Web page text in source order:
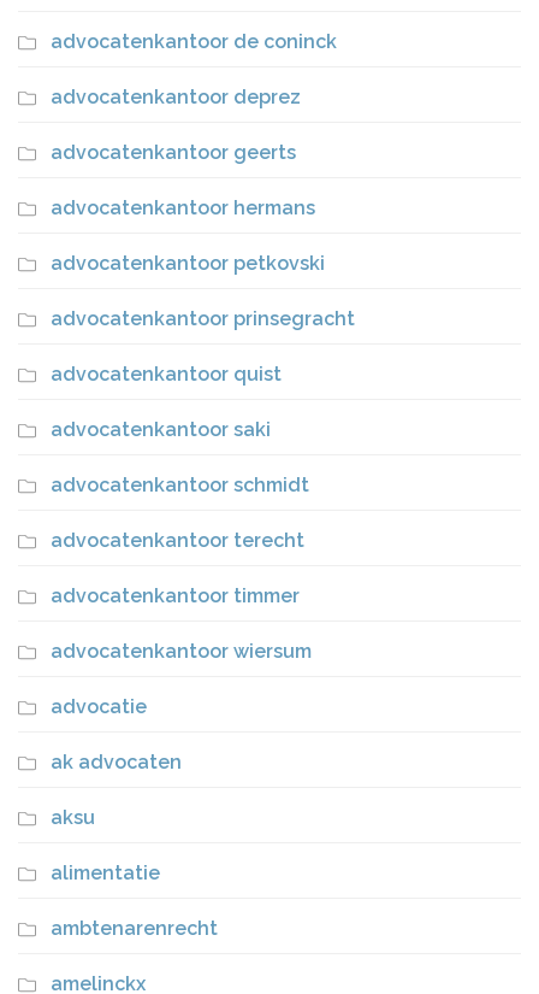
advocatenkantoor de coninck
advocatenkantoor deprez
advocatenkantoor geerts
advocatenkantoor hermans
advocatenkantoor petkovski
advocatenkantoor prinsegracht
advocatenkantoor quist
advocatenkantoor saki
advocatenkantoor schmidt
advocatenkantoor terecht
advocatenkantoor timmer
advocatenkantoor wiersum
advocatie
ak advocaten
aksu
alimentatie
ambtenarenrecht
amelinckx